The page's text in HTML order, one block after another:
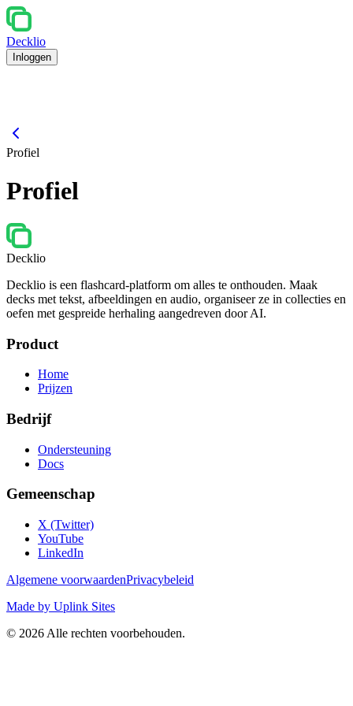
Decklio
Inloggen
Profiel
Profiel
Decklio
Decklio is een flashcard-platform om alles te onthouden. Maak
decks met tekst, afbeeldingen en audio, organiseer ze in collecties en
oefen met gespreide herhaling aangedreven door AI.
Product
Home
Prijzen
Bedrijf
Ondersteuning
Docs
Gemeenschap
X (Twitter)
YouTube
LinkedIn
Algemene voorwaardenPrivacybeleid
Made by Uplink Sites
© 2026 Alle rechten voorbehouden.